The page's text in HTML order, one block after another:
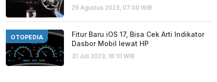
29 Agustus 2023, 07:00 WIB
OTOPEDIA
Fitur Baru iOS 17, Bisa Cek Arti Indikator
Dasbor Mobil lewat HP
31 Juli 2023, 16:10 WIB